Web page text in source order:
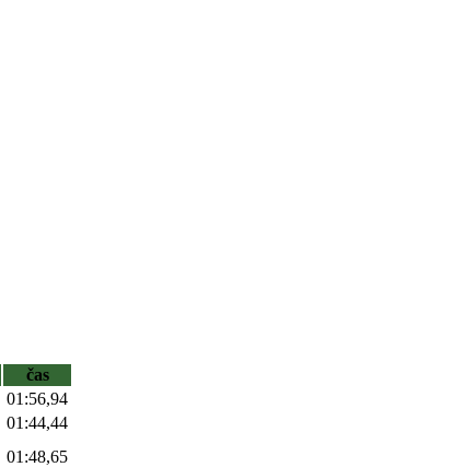
čas
01:56,94
01:44,44
01:48,65